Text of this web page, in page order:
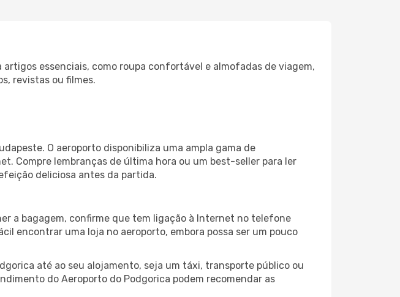
essenciais, como roupa confortável e almofadas de viagem,
revistas ou filmes.
O aeroporto disponibiliza uma ampla gama de
Compre lembranças de última hora ou um best-seller para ler
deliciosa antes da partida.
a bagagem, confirme que tem ligação à Internet no telefone
encontrar uma loja no aeroporto, embora possa ser um pouco
até ao seu alojamento, seja um táxi, transporte público ou
do Aeroporto do Podgorica podem recomendar as